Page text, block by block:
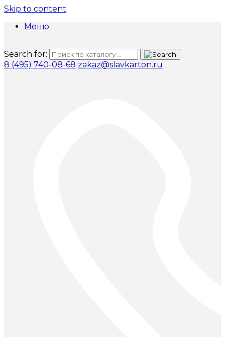
Skip to content
Меню
Search for:
8 (495) 740-08-68 zakaz@slavkarton.ru